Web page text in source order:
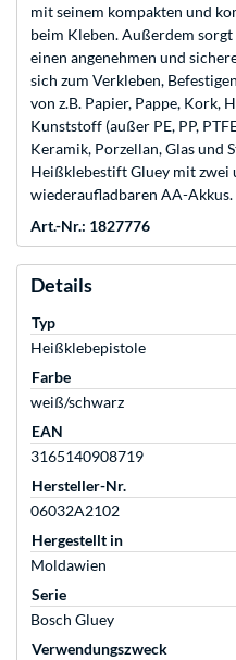
mit seinem kompakten und
beim Kleben. Außerdem
einen angenehmen und
sich zum Verkleben,
von z.B. Papier, Pappe, Kork,
Kunststoff (außer PE, PP,
Keramik, Porzellan, Glas und
Heißklebestift Gluey mit
wiederaufladbaren AA-Akkus.
Art.-Nr.: 1827776
Details
Typ
Heißklebepistole
Farbe
weiß/schwarz
EAN
3165140908719
Hersteller-Nr.
06032A2102
Hergestellt in
Moldawien
Serie
Bosch Gluey
Verwendungszweck